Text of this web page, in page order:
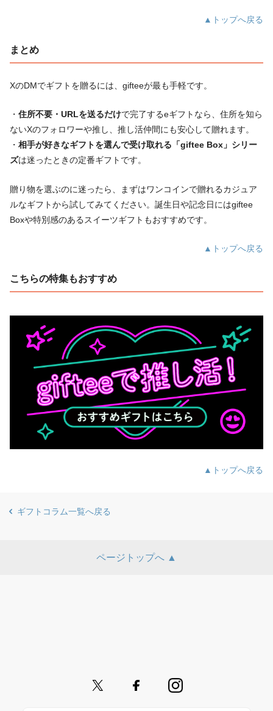
▲トップへ戻る
まとめ
XのDMでギフトを贈るには、gifteeが最も手軽です。
・ 住所不要・URLを送るだけで完了するeギフトなら、住所を知ら
ないXのフォロワーや推し、推し活仲間にも安心して贈れます。
・ 相手が好きなギフトを選んで受け取れる「giftee Box」シリー
ズは迷ったときの定番ギフトです。
贈り物を選ぶのに迷ったら、まずはワンコインで贈れるカジュア
ルなギフトから試してみてください。誕生日や記念日にはgiftee
Boxや特別感のあるスイーツギフトもおすすめです。
▲トップへ戻る
こちらの特集もおすすめ
▲トップへ戻る
ギフトコラム一覧へ戻る
ページトップへ ▲